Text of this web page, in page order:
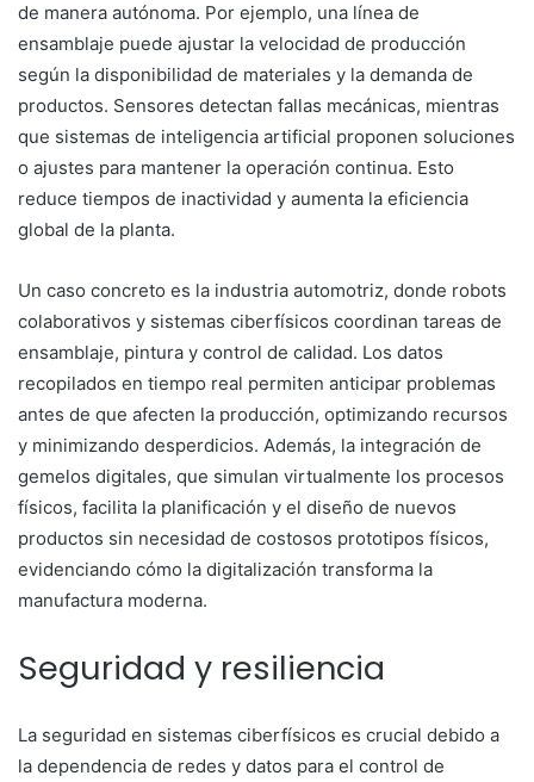
de manera autónoma. Por ejemplo, una línea de
ensamblaje puede ajustar la velocidad de producción
según la disponibilidad de materiales y la demanda de
productos. Sensores detectan fallas mecánicas, mientras
que sistemas de inteligencia artificial proponen soluciones
o ajustes para mantener la operación continua. Esto
reduce tiempos de inactividad y aumenta la eficiencia
global de la planta.
Un caso concreto es la industria automotriz, donde robots
colaborativos y sistemas ciberfísicos coordinan tareas de
ensamblaje, pintura y control de calidad. Los datos
recopilados en tiempo real permiten anticipar problemas
antes de que afecten la producción, optimizando recursos
y minimizando desperdicios. Además, la integración de
gemelos digitales, que simulan virtualmente los procesos
físicos, facilita la planificación y el diseño de nuevos
productos sin necesidad de costosos prototipos físicos,
evidenciando cómo la digitalización transforma la
manufactura moderna.
Seguridad y resiliencia
La seguridad en sistemas ciberfísicos es crucial debido a
la dependencia de redes y datos para el control de